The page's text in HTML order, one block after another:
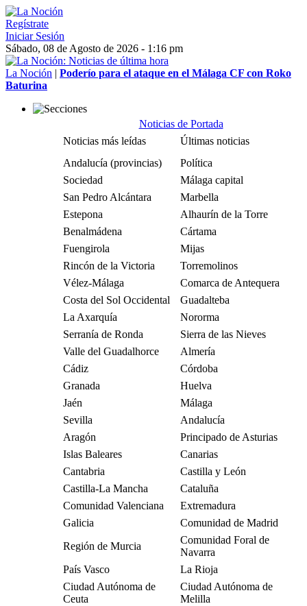
Regístrate
Iniciar Sesión
Sábado, 08 de Agosto de 2026 - 1:16 pm
La Noción | Poderío para el ataque en el Málaga CF con Roko
Baturina
Noticias de Portada
Noticias más leídas
Últimas noticias
Andalucía (provincias)
Política
Sociedad
Málaga capital
San Pedro Alcántara
Marbella
Estepona
Alhaurín de la Torre
Benalmádena
Cártama
Fuengirola
Mijas
Rincón de la Victoria
Torremolinos
Vélez-Málaga
Comarca de Antequera
Costa del Sol Occidental
Guadalteba
La Axarquía
Nororma
Serranía de Ronda
Sierra de las Nieves
Valle del Guadalhorce
Almería
Cádiz
Córdoba
Granada
Huelva
Jaén
Málaga
Sevilla
Andalucía
Aragón
Principado de Asturias
Islas Baleares
Canarias
Cantabria
Castilla y León
Castilla-La Mancha
Cataluña
Comunidad Valenciana
Extremadura
Galicia
Comunidad de Madrid
Región de Murcia
Comunidad Foral de
Navarra
País Vasco
La Rioja
Ciudad Autónoma de
Ceuta
Ciudad Autónoma de
Melilla